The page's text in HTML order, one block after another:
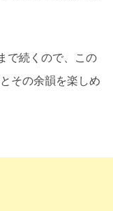
で続くので、この
その余韻を楽しめ